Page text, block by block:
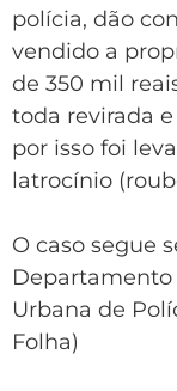
polícia, dão
vendido a
de 350 mil
toda revirada
por isso foi
latrocínio
O caso segue
Departamento
Urbana de
Folha)